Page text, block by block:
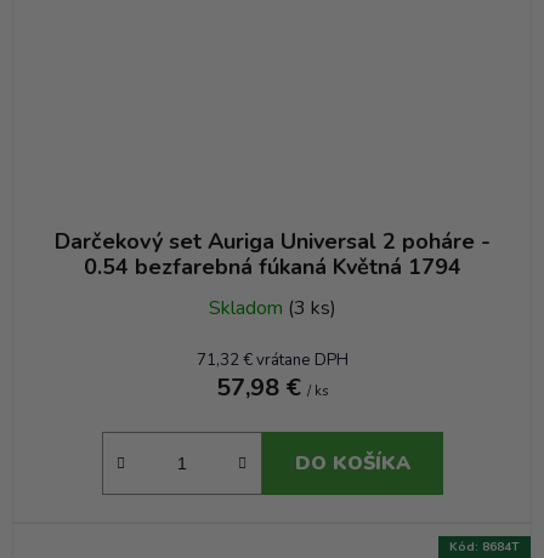
Darčekový set Auriga Universal 2 poháre -
0.54 bezfarebná fúkaná Květná 1794
Skladom (3 ks)
71,32 € vrátane DPH
57,98 € / ks
DO KOŠÍKA
Kód: 8684T